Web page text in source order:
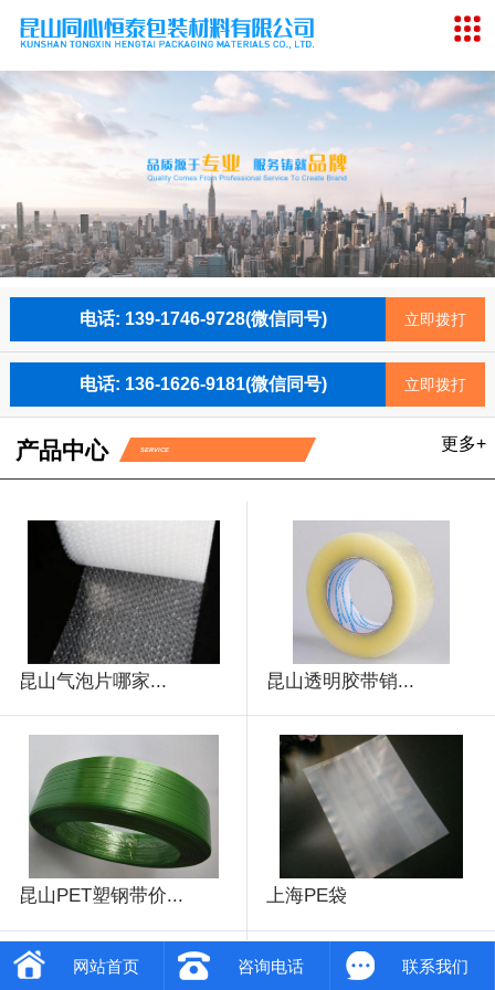
电话: 139-1746-9728(微信同号) 立即拨打
电话: 136-1626-9181(微信同号) 立即拨打
更多+
产品中心 SERVICE
昆山气泡片哪家... 昆山透明胶带销...
昆山PET塑钢带价... 上海PE袋
网站首页 咨询电话 联系我们